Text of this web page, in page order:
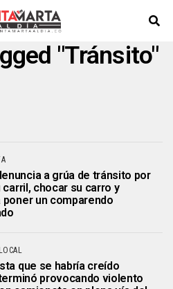
"Tránsito"
a grúa de tránsito por
carril, chocar su carro y
poner un comparendo
que se habría creído
terminó provocando violento